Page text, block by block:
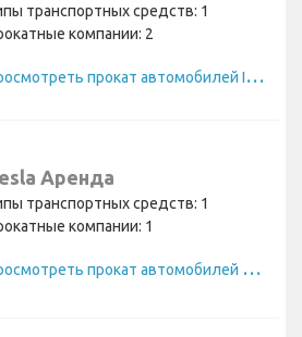
транспортных средств: 1
компании: 2
П
росмотреть прокат автомобилей Infiniti
Аренда
транспортных средств: 1
компании: 1
П
росмотреть прокат автомобилей Tesla